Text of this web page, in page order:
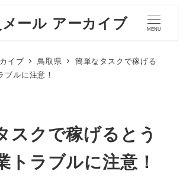
ール アーカイブ MENU
イブ 鳥取県
簡単なタスクで稼げる
ブルに注意！
スクで稼げるとう
トラブルに注意！